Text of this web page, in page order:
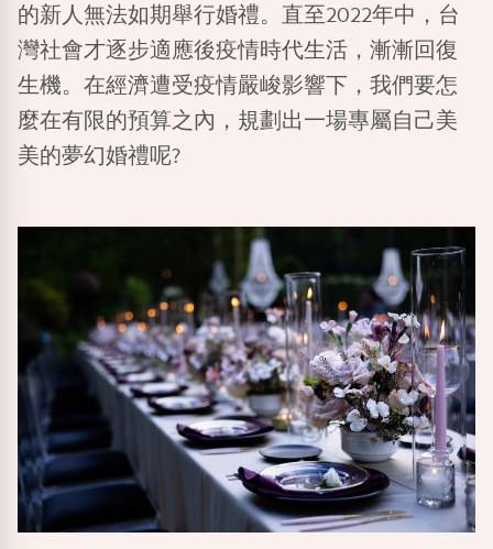
的新人無法如期舉行婚禮。直至2022年中，台
灣社會才逐步適應後疫情時代生活，漸漸回復
生機。在經濟遭受疫情嚴峻影響下，我們要怎
麼在有限的預算之內，規劃出一場專屬自己美
美的夢幻婚禮呢?